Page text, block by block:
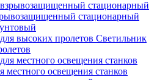
стационарный
Светильник
местного освещения станков